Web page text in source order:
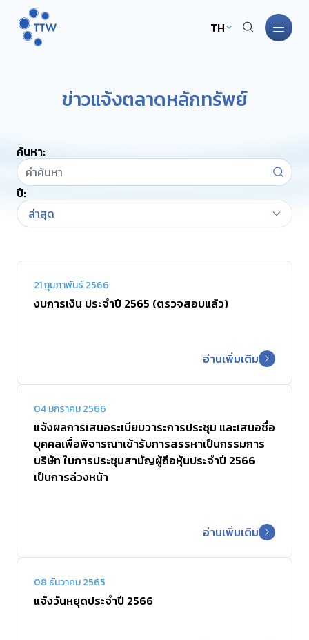
TH
ธุรกิจ TTW
การพัฒนาอย่างยั่งยืน
การกำกับดูแลกิจการ
ข่าวสารและกิจกรรม
ติดต่อเรา
ข่าวแจ้งตลาดหลักทรัพย์
ค้นหา:
ปี:
ล่าสุด
21 กุมภาพันธ์ 2566
งบการเงิน ประจำปี 2565 (ตรวจสอบแล้ว)
อ่านเพิ่มเติม
04 มกราคม 2566
แจ้งผลการเสนอระเบียบวาระการประชุม และเสนอชื่อ
บุคคลเพื่อพิจารณาเข้ารับการสรรหาเป็นกรรมการ
บริษัท ในการประชุมสามัญผู้ถือหุ้นประจำปี 2566
เป็นการล่วงหน้า
อ่านเพิ่มเติม
08 ธันวาคม 2565
แจ้งวันหยุดประจำปี 2566